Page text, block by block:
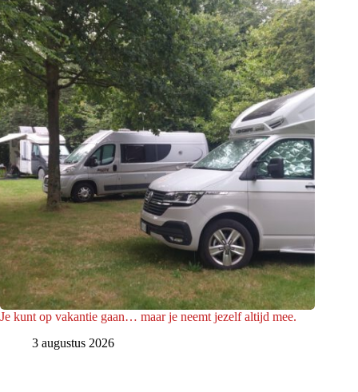
Je kunt op vakantie gaan… maar je neemt jezelf altijd mee.
3 augustus 2026